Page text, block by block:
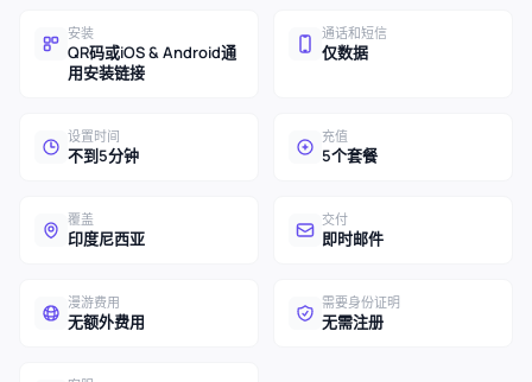
安装
QR码或iOS & Android通
用安装链接
通话和短信
仅数据
设置时间
不到5分钟
充值
5个套餐
覆盖
印度尼西亚
交付
即时邮件
漫游费用
无额外费用
需要身份证明
无需注册